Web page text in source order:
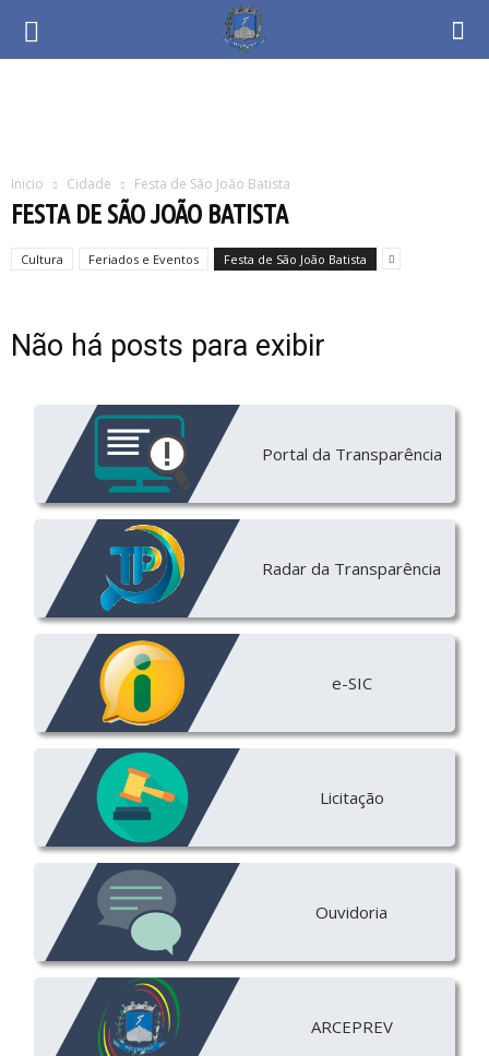
Inicio Cidade Festa de São João Batista
FESTA DE SÃO JOÃO BATISTA
Cultura Feriados e Eventos Festa de São João Batista
Não há posts para exibir
Portal da Transparência
Radar da Transparência
e-SIC
Licitação
Ouvidoria
ARCEPREV